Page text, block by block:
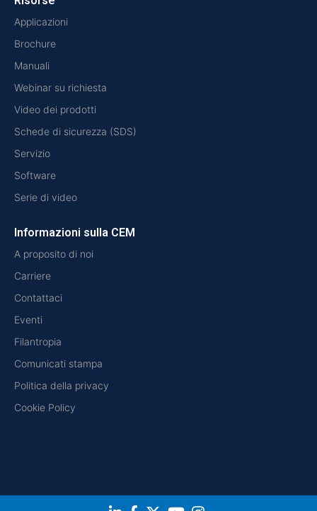
Applicazioni
Brochure
Manuali
Webinar su richiesta
Video dei prodotti
Schede di sicurezza (SDS)
Servizio
Software
Serie di video
Informazioni sulla CEM
A proposito di noi
Carriere
Contattaci
Eventi
Filantropia
Comunicati stampa
Politica della privacy
Cookie Policy